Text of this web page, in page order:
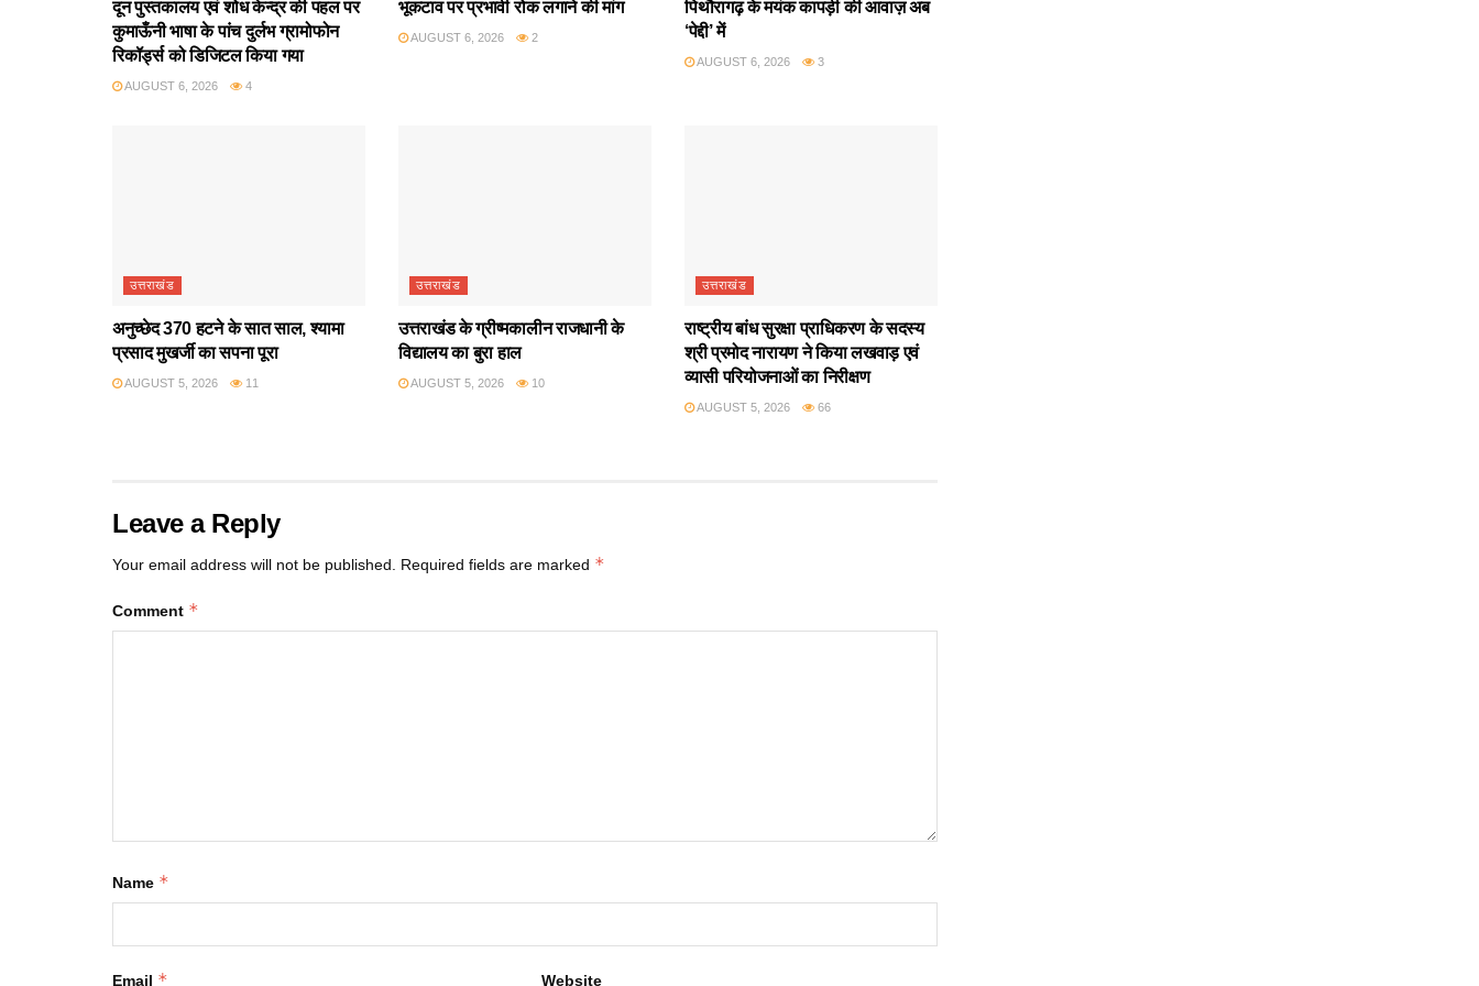
दून पुस्तकालय एवं शोध केन्द्र की पहल पर
कुमाऊँनी भाषा के पांच दुर्लभ ग्रामोफोन
रिकॉर्ड्स को डिजिटल किया गया
AUGUST 6, 2026 4
भूकटाव पर प्रभावी रोक लगाने की मांग
AUGUST 6, 2026 2
पिथौरागढ़ के मयंक कापड़ी की आवाज़ अब
‘पेद्दी’ में
AUGUST 6, 2026 3
उत्तराखंड
अनुच्छेद 370 हटने के सात साल, श्यामा
प्रसाद मुखर्जी का सपना पूरा
AUGUST 5, 2026 11
उत्तराखंड
उत्तराखंड के ग्रीष्मकालीन राजधानी के
विद्यालय का बुरा हाल
AUGUST 5, 2026 10
उत्तराखंड
राष्ट्रीय बांध सुरक्षा प्राधिकरण के सदस्य
श्री प्रमोद नारायण ने किया लखवाड़ एवं
व्यासी परियोजनाओं का निरीक्षण
AUGUST 5, 2026 66
Leave a Reply
Your email address will not be published. Required fields are marked *
Comment *
Name *
Email * Website